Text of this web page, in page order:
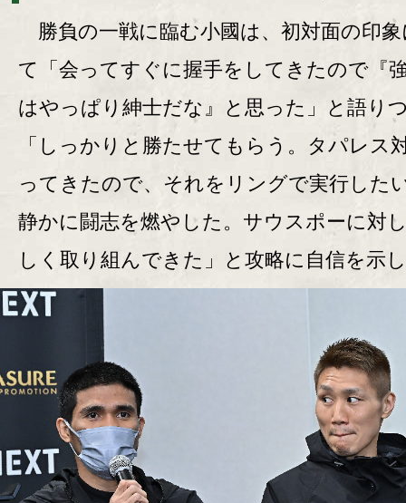
勝負の一戦に臨む小國は、初対面の印
て「会ってすぐに握手をしてきたので『
はやっぱり紳士だな』と思った」と語り
「しっかりと勝たせてもらう。タパレス
ってきたので、それをリングで実行した
静かに闘志を燃やした。サウスポーに対
しく取り組んできた」と攻略に自信を示